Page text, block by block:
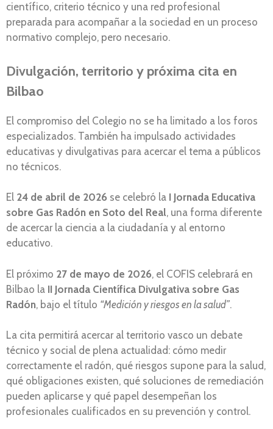
científico, criterio técnico y una red profesional
preparada para acompañar a la sociedad en un proceso
normativo complejo, pero necesario.
Divulgación, territorio y próxima cita en
Bilbao
El compromiso del Colegio no se ha limitado a los foros
especializados. También ha impulsado actividades
educativas y divulgativas para acercar el tema a públicos
no técnicos.
El 24 de abril de 2026 se celebró la I Jornada Educativa
sobre Gas Radón en Soto del Real, una forma diferente
de acercar la ciencia a la ciudadanía y al entorno
educativo.
El próximo 27 de mayo de 2026, el COFIS celebrará en
Bilbao la II Jornada Científica Divulgativa sobre Gas
Radón, bajo el título “Medición y riesgos en la salud”.
La cita permitirá acercar al territorio vasco un debate
técnico y social de plena actualidad: cómo medir
correctamente el radón, qué riesgos supone para la salud,
qué obligaciones existen, qué soluciones de remediación
pueden aplicarse y qué papel desempeñan los
profesionales cualificados en su prevención y control.